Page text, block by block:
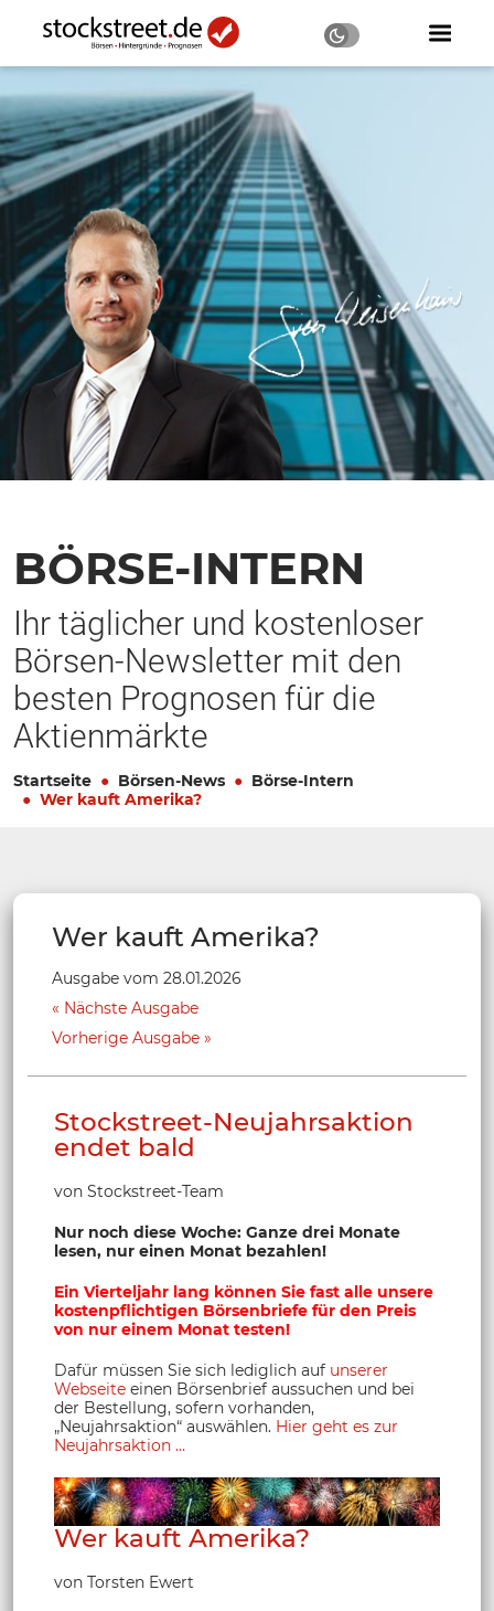
BÖRSE-INTERN
Ihr täglicher und kostenloser
Börsen-Newsletter mit den
besten Prognosen für die
Aktienmärkte
Startseite Börsen-News
Börse-Intern
Wer kauft Amerika?
Wer kauft Amerika?
Ausgabe vom 28.01.2026
Nächste Ausgabe
Vorherige Ausgabe
Stockstreet-Neujahrsaktion
endet bald
von Stockstreet-Team
Nur noch diese Woche: Ganze drei Monate
lesen, nur einen Monat bezahlen!
Ein Vierteljahr lang können Sie fast alle unsere
kostenpflichtigen Börsenbriefe für den Preis
von nur einem Monat testen!
Dafür müssen Sie sich lediglich auf unserer
Webseite einen Börsenbrief aussuchen und bei
der Bestellung, sofern vorhanden,
„Neujahrsaktion“ auswählen. Hier geht es zur
Neujahrsaktion …
Wer kauft Amerika?
von Torsten Ewert